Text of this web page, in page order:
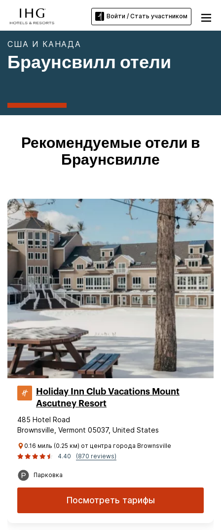
Войти / Стать участником
США И КАНАДА
Браунсвилл отели
Рекомендуемые отели в
Браунсвилле
Holiday Inn Club Vacations Mount
Ascutney Resort
485 Hotel Road
Brownsville, Vermont 05037, United States
0.16 миль (0.25 км) от центра города Brownsville
4.40
(870 reviews)
Парковка
Посмотреть тарифы